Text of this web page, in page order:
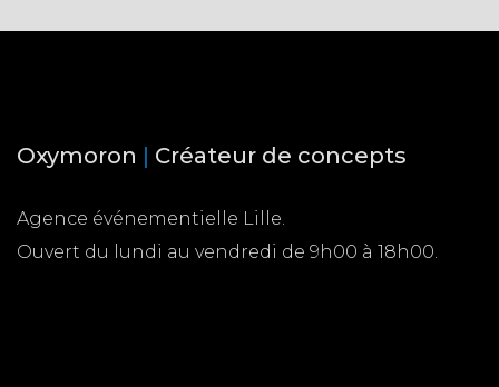
Oxymoron | Créateur de concepts
Agence événementielle Lille.
Ouvert du lundi au vendredi de 9h00 à 18h00.